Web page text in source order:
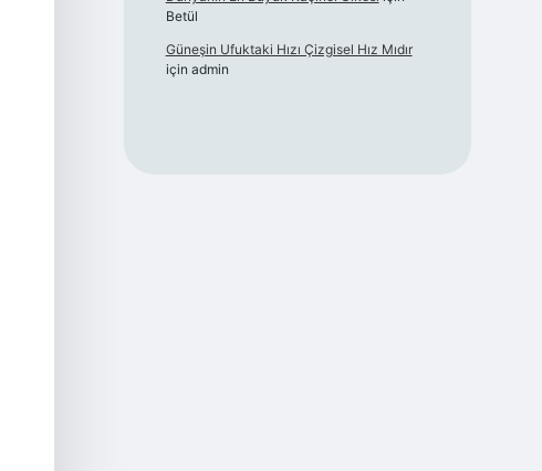
Betül
Güneşin Ufuktaki Hızı Çizgisel Hız Mıdır
için admin